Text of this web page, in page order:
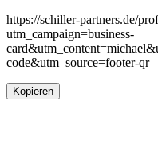
https://schiller-partners.de/
utm_campaign=business-
code&utm_source=footer-qr
Kopieren